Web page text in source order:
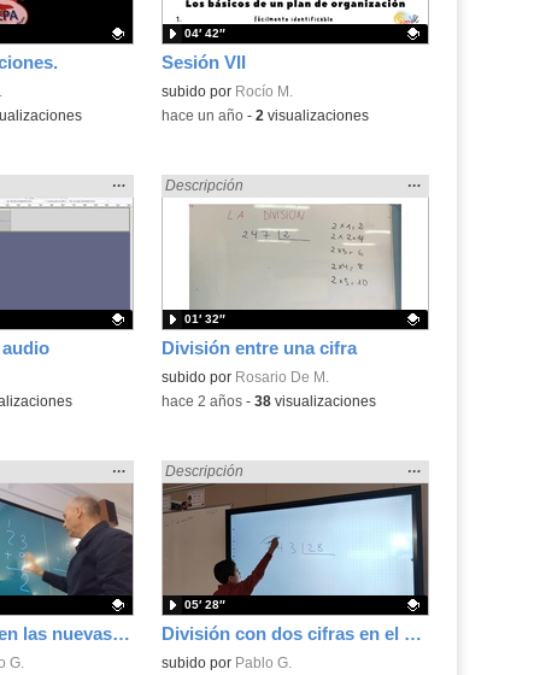
Sesión VII
Contenido educativo.
subido por Rocío M.
04′ 42″
-hace un año- 2 visualizaciones
en:
Mostrar
la
…
División entre una cifra
Encontrado «dividir» en:
Descripción
Mostrar
la
…
Contenido educativo.
subido por Rosario De M.
01′ 32″
-hace 2 años- 38visualizaciones
Dividir pantalla en las nuevas pantallas táctiles
en:
Mostrar
la
ubicación
de la
…
G.
División con dos cifras en el divisor
Encontrado «dividir» en:
Descripción
Mostrar
la
ubicación
de la
búsqueda
…
Contenido educativo.
subido por Pablo G.
05′ 28″